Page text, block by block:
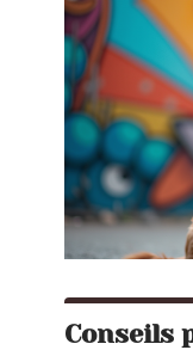
Conseils